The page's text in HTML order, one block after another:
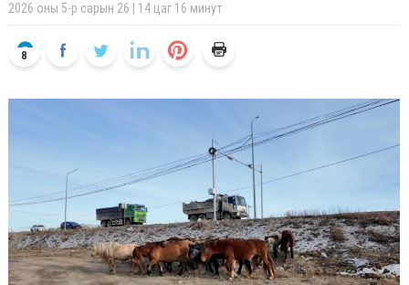
2026 оны 5-р сарын 26 | 14 цаг 16 минут
8